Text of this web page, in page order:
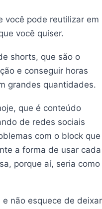
você pode reutilizar em
você quiser.
shorts, que são o
e conseguir horas
grandes quantidades.
que é conteúdo
de redes sociais
com o block que
a forma de usar cada
porque aí, seria como
não esquece de deixar